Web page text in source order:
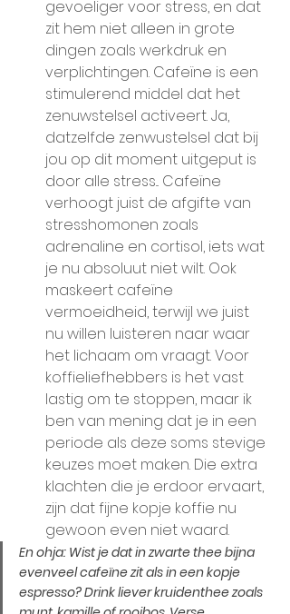
gevoeliger voor stress, en dat
zit hem niet alleen in grote
dingen zoals werkdruk en
verplichtingen. Cafeïne is een
stimulerend middel dat het
zenuwstelsel activeert. Ja,
datzelfde zenwustelsel dat bij
jou op dit moment uitgeput is
door alle stress... Cafeïne
verhoogt juist de afgifte van
stresshomonen zoals
adrenaline en cortisol, iets wat
je nu absoluut niet wilt. Ook
maskeert cafeïne
vermoeidheid, terwijl we juist
nu willen luisteren naar waar
het lichaam om vraagt. Voor
koffieliefhebbers is het vast
lastig om te stoppen, maar ik
ben van mening dat je in een
periode als deze soms stevige
keuzes moet maken. Die extra
klachten die je erdoor ervaart,
zijn dat fijne kopje koffie nu
gewoon even niet waard.
En ohja: Wist je dat in zwarte thee bijna
evenveel cafeïne zit als in een kopje
espresso? Drink liever kruidenthee zoals